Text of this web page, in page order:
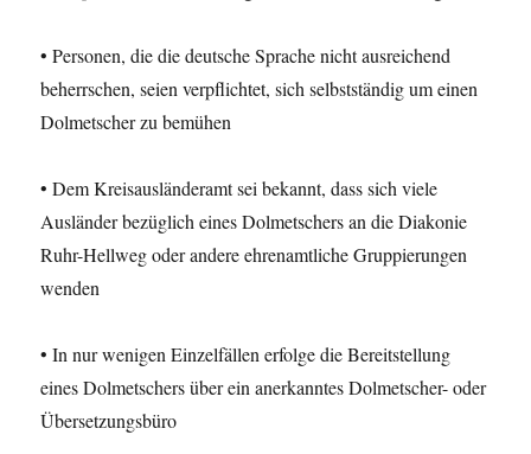
• Personen, die die deutsche Sprache nicht ausreichend
beherrschen, seien verpflichtet, sich selbstständig um einen
Dolmetscher zu bemühen
• Dem Kreisausländeramt sei bekannt, dass sich viele
Ausländer bezüglich eines Dolmetschers an die Diakonie
Ruhr-Hellweg oder andere ehrenamtliche Gruppierungen
wenden
• In nur wenigen Einzelfällen erfolge die Bereitstellung
eines Dolmetschers über ein anerkanntes Dolmetscher- oder
Übersetzungsbüro